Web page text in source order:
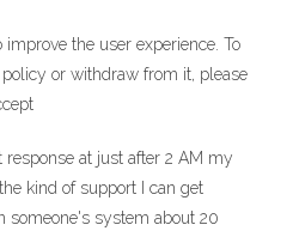
the user experience. To
policy or withdraw from it, please
response at just after 2 AM my
kind of support I can get
someone's system about 20